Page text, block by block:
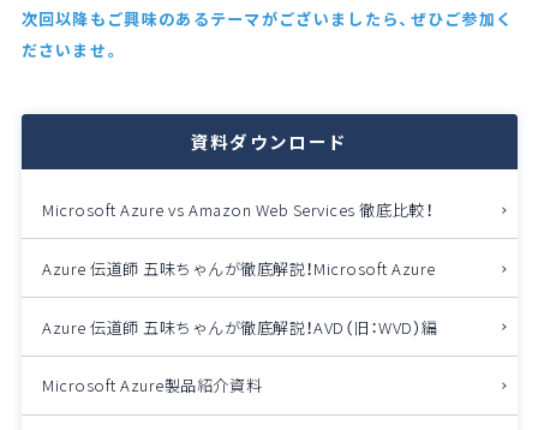
次回以降もご興味のあるテーマがございましたら、ぜひご参加く
ださいませ。
資料ダウンロード
Microsoft Azure vs Amazon Web Services徹底比較！
Azure 伝道師 五味ちゃんが徹底解説！Microsoft Azure
Azure 伝道師 五味ちゃんが徹底解説！AVD（旧：WVD）編
Microsoft Azure製品紹介資料